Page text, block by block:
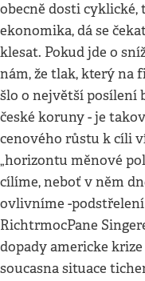
obecně dosti cyklické,
ekonomika, dá se
klesat. Pokud jde o
nám, že tlak, který na
šlo o největší posílení
české koruny - je
cenového růstu k cíli
„horizontu měnové
cílíme, neboť v něm
ovlivníme -podstřelení
RichtrmocPane
dopady americke
soucasna situace